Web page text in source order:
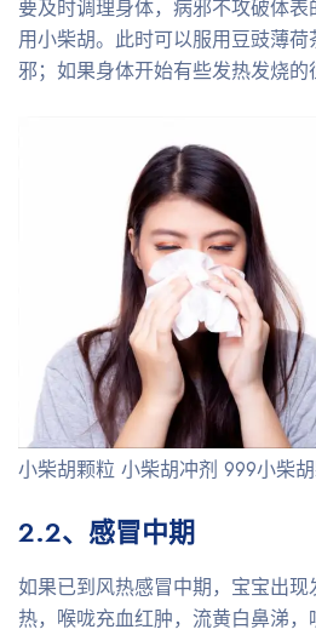
要及时调理身体，病邪不攻破体
用小柴胡。此时可以服用豆豉薄
邪；如果身体开始有些发热发烧的
小柴胡颗粒 小柴胡冲剂 999小柴
2.2、感冒中期
如果已到风热感冒中期，宝宝出
热，喉咙充血红肿，流黄白鼻涕